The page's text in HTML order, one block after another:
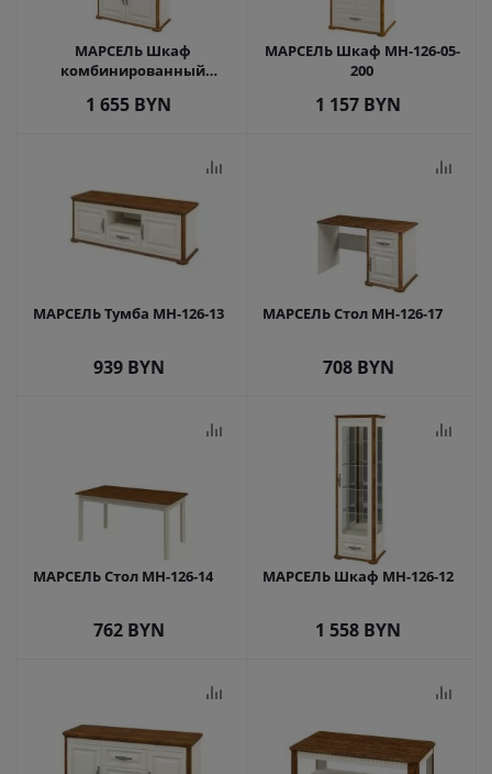
МАРСЕЛЬ Шкаф
комбинированный
1 655 BYN
МАРСЕЛЬ Шкаф МН-126-05-
200
1 157 BYN
МАРСЕЛЬ Тумба МН-126-13
939BYN
МАРСЕЛЬ Стол МН-126-17
708BYN
МАРСЕЛЬ Стол МН-126-14
762BYN
МАРСЕЛЬ Шкаф МН-126-12
1 558 BYN